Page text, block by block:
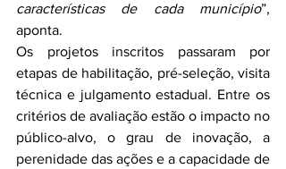
características de cada município”,
aponta.
Os projetos inscritos passaram por
etapas de habilitação, pré-seleção, visita
técnica e julgamento estadual. Entre os
critérios de avaliação estão o impacto no
público-alvo, o grau de inovação, a
perenidade das ações e a capacidade de